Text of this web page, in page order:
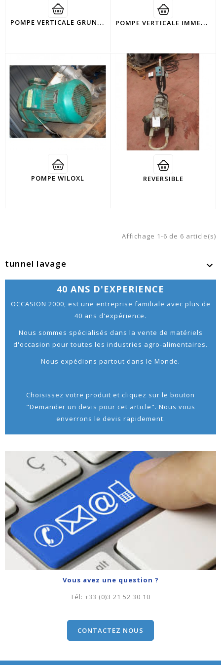
P
OMPE VERTICALE GRUNDFOS P
OMPE VERTICALE IMMERGÉE
POMPE WILOXL REVERSIBLE
Affichage 1-6 de 6 article(s)
tunnel lavage

40 ANS D'EXPERIENCE
OCCASION 2000, est une entreprise familiale avec plus de
40 ans d'expérience.
Nous sommes spécialisés dans la vente de matériels
d'occasion pour toutes les industries agro-alimentaires.
Nous expédions partout dans le Monde.
Choisissez votre produit et cliquez sur le bouton
"Demander un devis pour cet article". Nous vous
enverrons le devis rapidement.
Vous avez une question ?
Tél: +33 (0)3 21 52 30 10
CONTACTEZ NOUS